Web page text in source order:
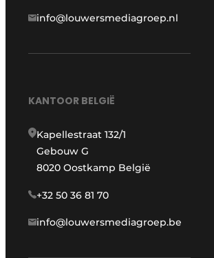
info@louwersmediagroep.nl
KANTOOR BELGIË
Kapellestraat 132/1
Gebouw G
8020 Oostkamp België
+32 50 36 81 70
info@louwersmediagroep.be